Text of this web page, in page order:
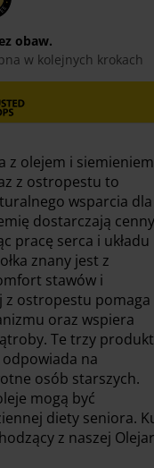
z olejem i siemieniem
z ostropestu to
wsparcia dla
dostarczają
pracę serca i układu
znany jest z
stawów i
z ostropestu pomaga
oraz wspiera
Te trzy
na
osób starszych.
mogą być
diety seniora.
z naszej